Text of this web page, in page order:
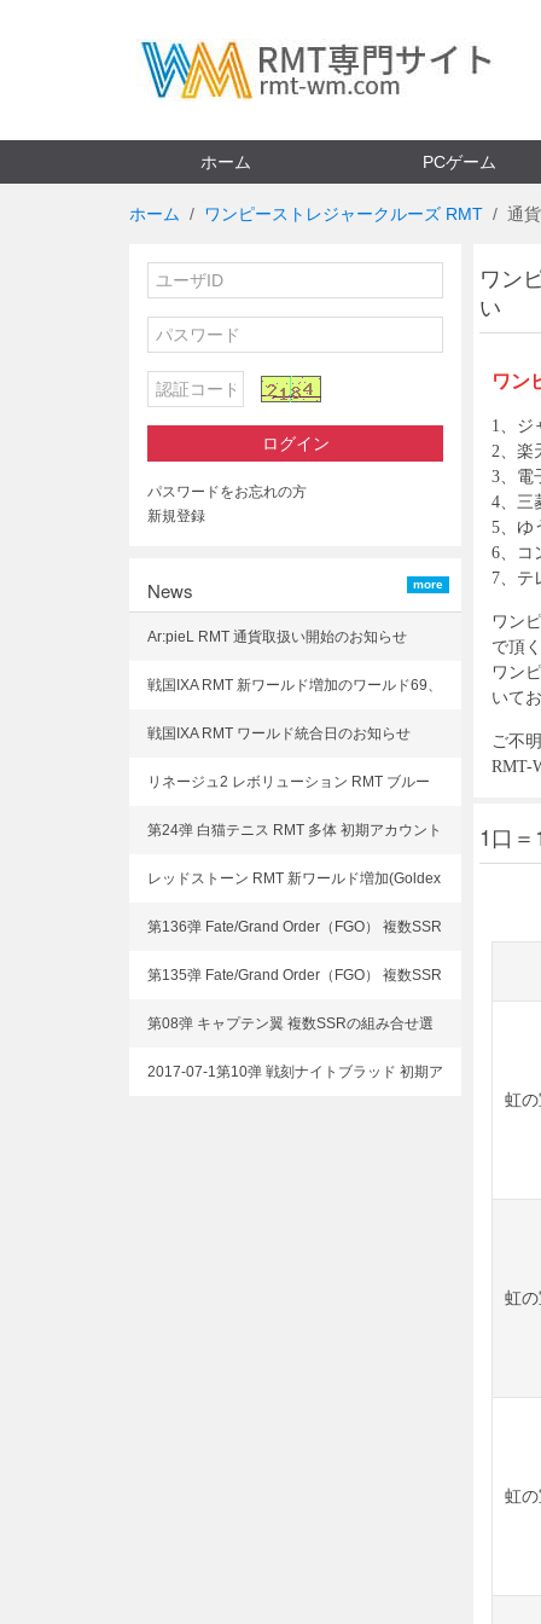
ホーム PCゲーム
ホーム ワンピーストレジャークルーズ RMT 通
ログイン
パスワードをお忘れの方
新規登録
more
News
Ar:pieL RMT 通貨取扱い開始のお知らせ
戦国IXA RMT 新ワールド増加のワールド69、
戦国IXA RMT ワールド統合日のお知らせ
リネージュ2 レボリューション RMT ブルー
第24弹 白猫テニス RMT 多体 初期アカウント
レッドストーン RMT 新ワールド増加(Goldex
第136弹 Fate/Grand Order（FGO） 複数SSR
第135弹 Fate/Grand Order（FGO） 複数SSR
第08弹 キャプテン翼 複数SSRの組み合せ選
2017-07-1第10弹 戦刻ナイトブラッド 初期ア
ワン
い
ワン
1、ジ
2、楽
3、電
4、三
5、ゆ
6、コ
7、テ
ワン
で頂
ワン
いて
ご不
RMT-
1口
虹
虹
虹